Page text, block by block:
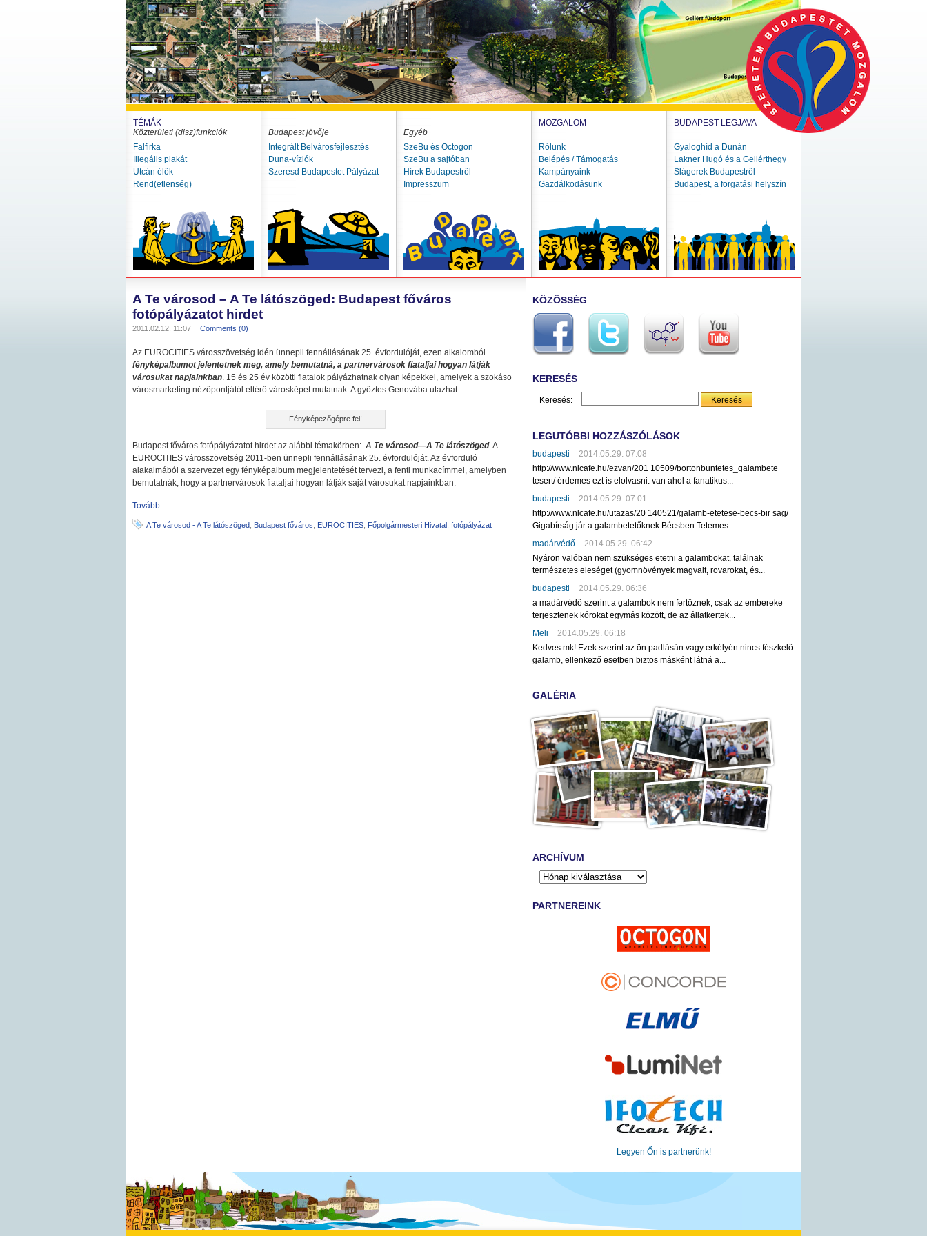
TÉMÁK
Közterületi (disz)funkciók
Falfirka
Illegális plakát
Utcán élők
Rend(etlenség)
Budapest jövője
Integrált Belvárosfejlesztés
Duna-víziók
Szeresd Budapestet Pályázat
Egyéb
SzeBu és Octogon
SzeBu a sajtóban
Hírek Budapestről
Impresszum
MOZGALOM
Rólunk
Belépés / Támogatás
Kampányaink
Gazdálkodásunk
BUDAPEST LEGJAVA
Gyaloghíd a Dunán
Lakner Hugó és a Gellérthegy
Slágerek Budapestről
Budapest, a forgatási helyszín
A Te városod – A Te látószöged: Budapest főváros
fotópályázatot hirdet
2011.02.12. 11:07 Comments (0)
Az EUROCITIES városszövetség idén ünnepli fennállásának 25. évfordulóját, ezen alkalomból
fényképalbumot jelentetnek meg, amely bemutatná, a partnervárosok fiataljai hogyan látják
városukat napjainkban. 15 és 25 év közötti fiatalok pályázhatnak olyan képekkel, amelyek a szokáso
városmarketing nézőpontjától eltérő városképet mutatnak. A győztes Genovába utazhat.
Fényképezőgépre fel!
Budapest főváros fotópályázatot hirdet az alábbi témakörben: A Te városod—A Te látószöged. A
EUROCITIES városszövetség 2011-ben ünnepli fennállásának 25. évfordulóját. Az évforduló
alakalmából a szervezet egy fényképalbum megjelentetését tervezi, a fenti munkacímmel, amelyben
bemutatnák, hogy a partnervárosok fiataljai hogyan látják saját városukat napjainkban.
Tovább…
A Te városod - A Te látószöged Budapest főváros EUROCITIES Főpolgármesteri Hivatal fotópályázat
KÖZÖSSÉG
KERESÉS
Keresés:
LEGUTÓBBI HOZZÁSZÓLÁSOK
budapesti
2014.05.29. 07:08
http://www.nlcafe.hu/ezvan/201 10509/bortonbuntetes_galambete
tesert/ érdemes ezt is elolvasni. van ahol a fanatikus...
budapesti
2014.05.29. 07:01
http://www.nlcafe.hu/utazas/20 140521/galamb-etetese-becs-bir sag/
Gigabírság jár a galambetetőknek Bécsben Tetemes...
madárvédő
2014.05.29. 06:42
Nyáron valóban nem szükséges etetni a galambokat, találnak
természetes eleséget (gyomnövények magvait, rovarokat, és...
budapesti
2014.05.29. 06:36
a madárvédő szerint a galambok nem fertőznek, csak az embereke
terjesztenek kórokat egymás között, de az állatkertek...
Meli
2014.05.29. 06:18
Kedves mk! Ezek szerint az ön padlásán vagy erkélyén nincs fészkelő
galamb, ellenkező esetben biztos másként látná a...
GALÉRIA
ARCHÍVUM
PARTNEREINK
Legyen Őn is partnerünk!